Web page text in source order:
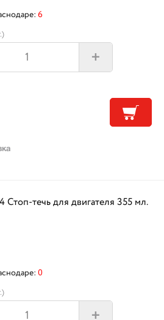
6
+
Стоп-течь для двигателя 355 мл.
0
+